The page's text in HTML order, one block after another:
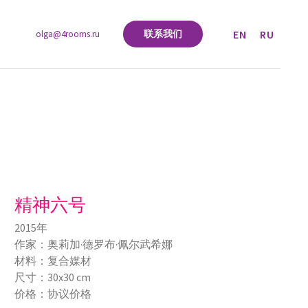
olga@4rooms.ru 联系我们 EN RU
精神六号
2015年
作家：奥莉加·德罗布·佩尔武希娜
材料：复合媒材
尺寸：30х30 cm
价格：协议价格